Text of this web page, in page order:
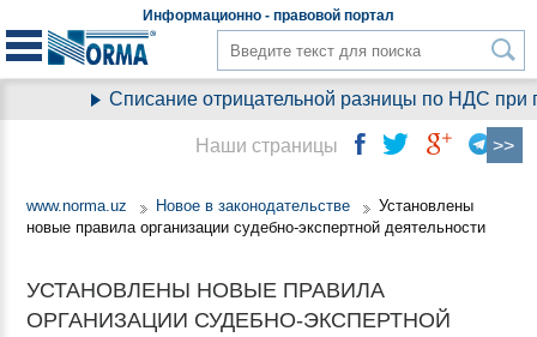
Информационно - правовой портал
Списание отрицательной разницы по НДС при
www.norma.uz Новое в законодательстве
Установлены
новые правила организации судебно-экспертной деятельности
УСТАНОВЛЕНЫ НОВЫЕ ПРАВИЛА
ОРГАНИЗАЦИИ СУДЕБНО-ЭКСПЕРТНОЙ
Наши страницы